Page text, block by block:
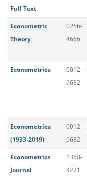
Full Text
Econometric
Theory
0266-
4666
Econometrica
0012-
9682
Econometrica
(1933-2019)
0012-
9682
Econometrics
Journal
1368-
4221